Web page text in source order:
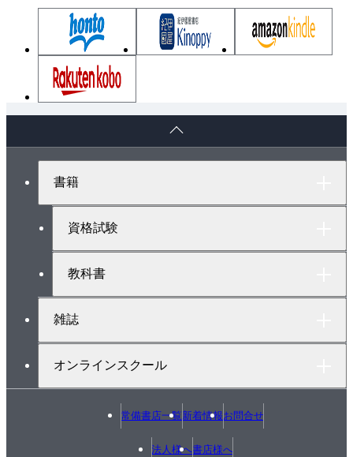
書籍
資格試験
教科書
雑誌
オンラインスクール
常備書店一覧新着情報お問合せ
法人様へ書店様へ